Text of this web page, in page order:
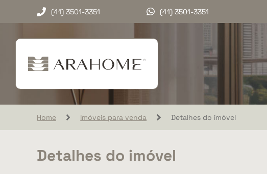
(41) 3501-3351 (41) 3501-3351
Home Imóveis para venda Detalhes do imóvel
Detalhes do imóvel